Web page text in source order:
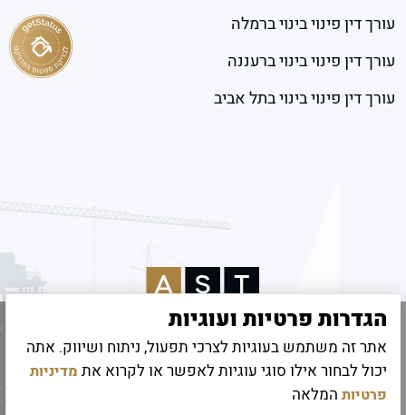
עורך דין פינוי בינוי ברמלה
עורך דין פינוי בינוי ברעננה
עורך דין פינוי בינוי בתל אביב
© 2026 כל הזכויות שמורות לאמיר שטיינהרץ
קידום אתרים
הגדרות פרטיות ועוגיות
אתר זה משתמש בעוגיות לצרכי תפעול, ניתוח ושיווק. אתה
יכול לבחור אילו סוגי עוגיות לאפשר או לקרוא את מדיניות
פרטיות המלאה